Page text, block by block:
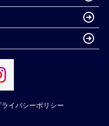
ライバシーポリシー